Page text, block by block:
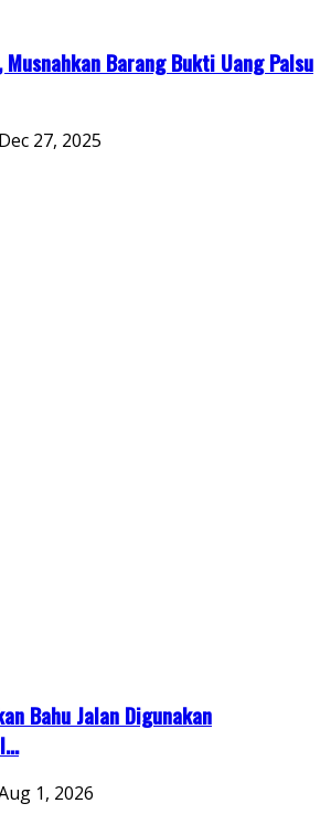
Barang Bukti Uang Palsu
Dec 27, 2025
Bahu Jalan Digunakan
1, 2026